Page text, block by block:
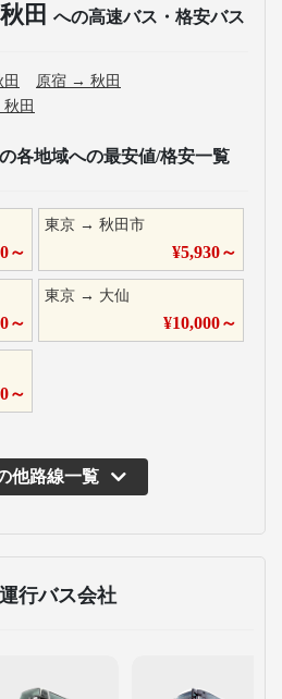
秋田 への高速バス・格安バス
田 原宿 → 秋田
秋田
の各地域への最安値/格安一覧
～
東京 →秋田市
¥5,930～
～
東京 → 大仙
¥10,000～
～
他路線一覧
行バス会社